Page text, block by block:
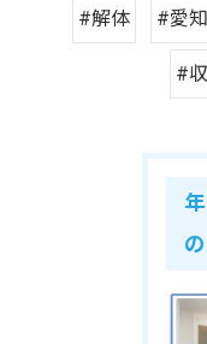
#解体 #愛知
#